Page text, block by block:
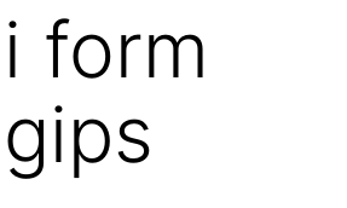
form